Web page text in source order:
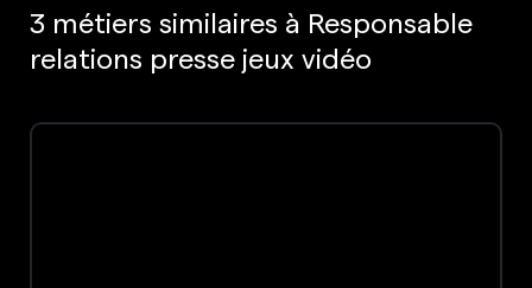
3 métiers similaires à Responsable
relations presse jeux vidéo